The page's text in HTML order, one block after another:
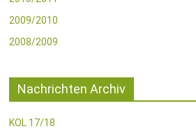
2009/2010
2008/2009
Nachrichten Archiv
KOL 17/18